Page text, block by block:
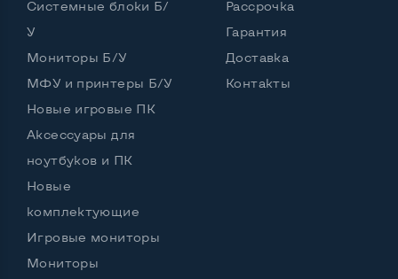
Интерфейс подключения Display portНет
Нет
Остальные возможности:
Блок питания
Регулировка положения дисплея
Вверх вниз, поворот влево вправо, наклон,
Системные блоки Б/
У
Мониторы Б/У
МФУ и принтеры Б/У
Новые игровые ПК
Аксессуары для
ноутбуков и ПК
Новые
комплектующие
Игровые мониторы
Мониторы
Рассрочка
Гарантия
Доставка
Контакты